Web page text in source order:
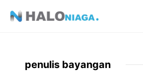
penulis bayangan